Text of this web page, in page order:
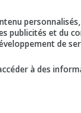
our
publicités et du
de
à des